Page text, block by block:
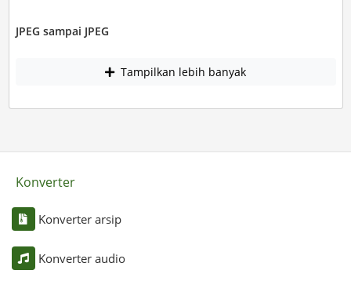
JPEG sampai JPEG
Tampilkan lebih banyak
Konverter
Konverter arsip
Konverter audio